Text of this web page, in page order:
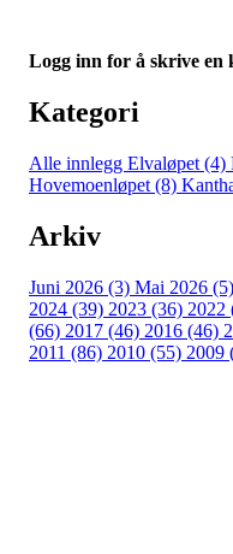
Logg inn for å skrive en
Kategori
Alle innlegg Elvaløpet (4)
Hovemoenløpet (8)
Arkiv
Juni 2026 (3) Mai 2026 (5)
2024 (39) 2023 (36) 2022
(66) 2017 (46) 2016 (46)
2011 (86) 2010 (55) 2009